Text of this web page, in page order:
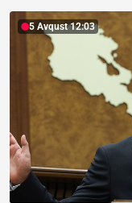
5 Avqust 12:03